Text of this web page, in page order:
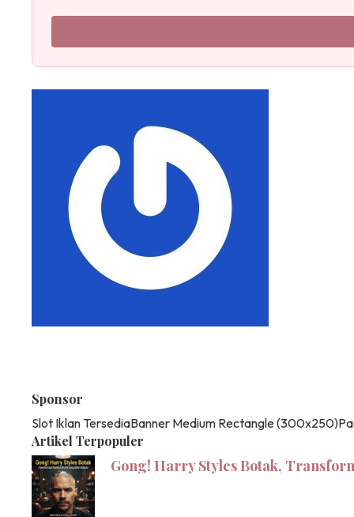
Sponsor
Slot Iklan TersediaBanner Medium Rectangle (300x250)
Artikel Terpopuler
Gong! Harry Styles Botak,